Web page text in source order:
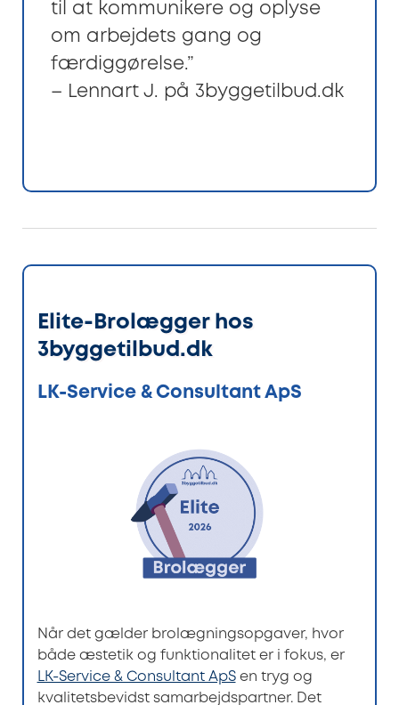
til at kommunikere og oplyse
om arbejdets gang og
færdiggørelse.”
– Lennart J. på 3byggetilbud.dk
Elite-Brolægger hos
3byggetilbud.dk
LK-Service & Consultant ApS
Når det gælder brolægningsopgaver, hvor
både æstetik og funktionalitet er i fokus, er
LK-Service & Consultant ApSen tryg og
kvalitetsbevidst samarbejdspartner. Det